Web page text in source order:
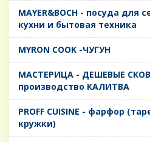
MAYER&BOCH - посуда для
кухни и бытовая техника
MYRON COOK -ЧУГУН
MАСТЕРИЦА - ДЕШЕВЫЕ
производство КАЛИТВА
PROFF CUISINE - фарфор
кружки)